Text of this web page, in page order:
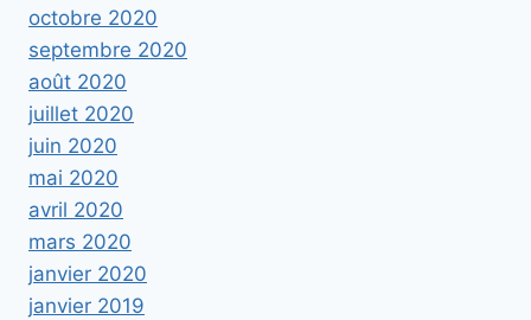
octobre 2020
septembre 2020
août 2020
juillet 2020
juin 2020
mai 2020
avril 2020
mars 2020
janvier 2020
janvier 2019